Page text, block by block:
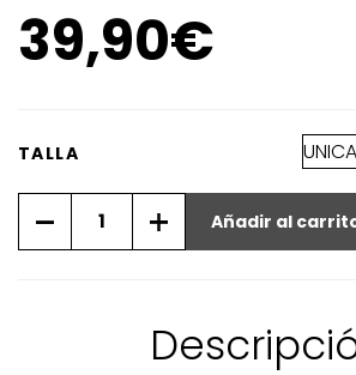
39,90€
TALLA UNICA
Añadir al